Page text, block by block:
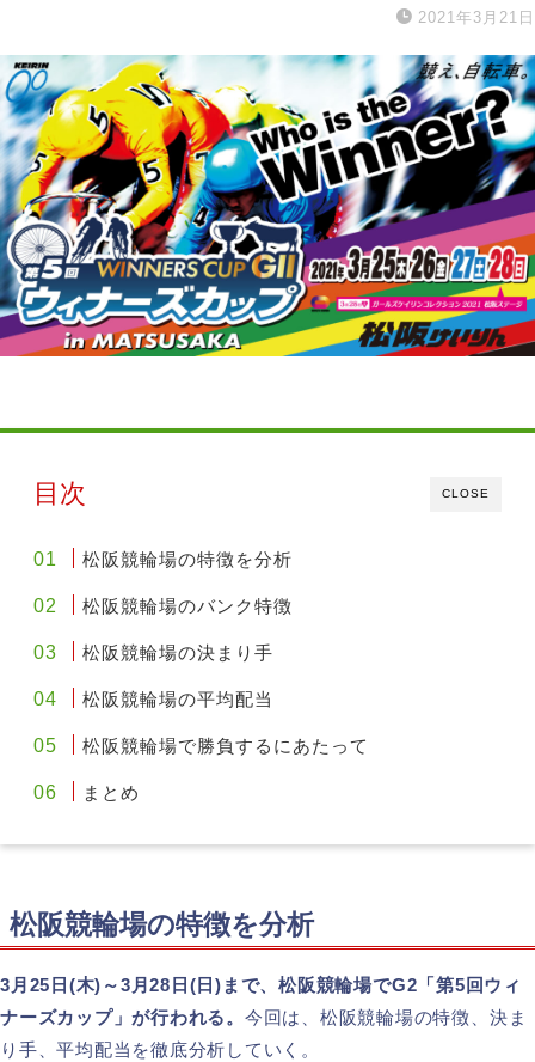
2021年3月21日
CLOSE
目次
松阪競輪場の特徴を分析
松阪競輪場のバンク特徴
松阪競輪場の決まり手
松阪競輪場の平均配当
松阪競輪場で勝負するにあたって
まとめ
松阪競輪場の特徴を分析
3月25日(木)～3月28日(日)まで、松阪競輪場でG2「第5回ウィ
ナーズカップ」が行われる。 今回は、松阪競輪場の特徴、決ま
り手、平均配当を徹底分析していく。